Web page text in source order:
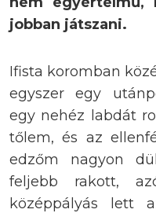
jobban játszani.
Ifista koromban
egyszer egy
egy nehéz labdát
tőlem, és az
edzőm nagyon
feljebb rakott,
középpályás lett